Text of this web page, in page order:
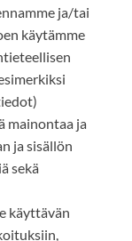
ja/tai
käytämme
mainontaa ja
ja sisällön
sekä
käyttävän